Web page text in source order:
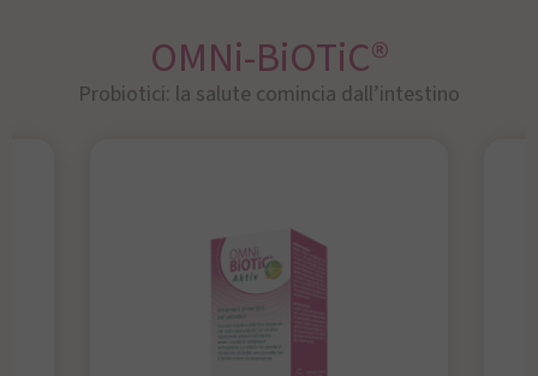
OMNi-BiOTiC®
Probiotici: la salute comincia dall’intestino